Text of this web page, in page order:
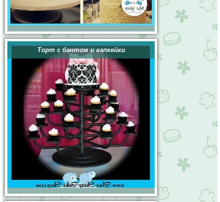
Торт с бантом и капкейки